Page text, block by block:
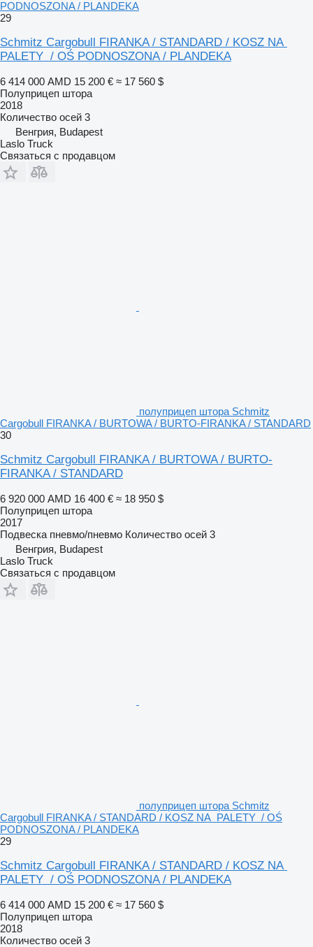
PODNOSZONA / PLANDEKA
29
Schmitz Cargobull FIRANKA / STANDARD / KOSZ NA
PALETY / OŚ PODNOSZONA / PLANDEKA
6 414 000 AMD 15 200 € ≈ 17 560 $
Полуприцеп штора
2018
Количество осей 3
Венгрия, Budapest
Laslo Truck
Связаться с продавцом
полуприцеп штора Schmitz
Cargobull FIRANKA / BURTOWA / BURTO-FIRANKA / STANDARD
30
Schmitz Cargobull FIRANKA / BURTOWA / BURTO-
FIRANKA / STANDARD
6 920 000 AMD 16 400 € ≈ 18 950 $
Полуприцеп штора
2017
Подвеска пневмо/пневмо Количество осей 3
Венгрия, Budapest
Laslo Truck
Связаться с продавцом
полуприцеп штора Schmitz
Cargobull FIRANKA / STANDARD / KOSZ NA PALETY / OŚ
PODNOSZONA / PLANDEKA
29
Schmitz Cargobull FIRANKA / STANDARD / KOSZ NA
PALETY / OŚ PODNOSZONA / PLANDEKA
6 414 000 AMD 15 200 € ≈ 17 560 $
Полуприцеп штора
2018
Количество осей 3